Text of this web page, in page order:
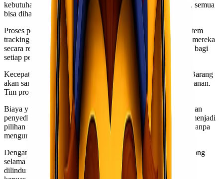
kebutuhan. Dari dokumen penting hingga barang dagangan, semua
bisa dihandalkan.
Proses pengiriman sangat sederhana dan efisien. Dengan sistem
tracking modern, pelanggan dapat memantau status kiriman mereka
secara real-time. Hal ini memberikan rasa aman dan nyaman bagi
setiap pengguna jasa.
Kecepatan menjadi salah satu fokus utama Lionel Express. Barang
akan sampai tepat waktu tanpa mengorbankan kualitas pelayanan.
Tim profesional siap membantu setiap langkah pengiriman.
Biaya yang ditawarkan sangat kompetitif dibandingkan dengan
penyedia lainnya di pasar. Hal ini membuat Lionel Express menjadi
pilihan ideal untuk bisnis atau individu yang ingin berhemat tanpa
mengurangi layanan.
Dengan armada kendaraan yang terawat baik, keamanan barang
selama perjalanan juga terjamin dengan baik. Setiap barang
dilindungi agar tiba di tujuan dalam kondisi sempurna demi